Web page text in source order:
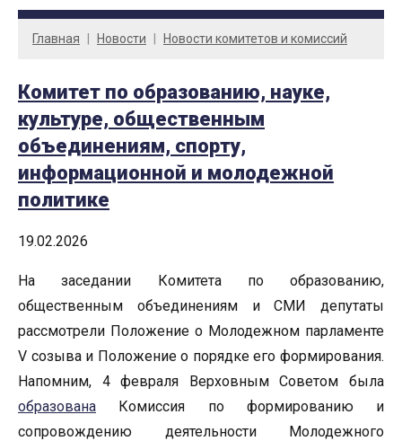
Главная Новости Новости комитетов и комиссий
Комитет по образованию, науке,
культуре, общественным
объединениям, спорту,
информационной и молодежной
политике
19.02.2026
На заседании Комитета по образованию,
общественным объединениям и СМИ депутаты
рассмотрели Положение о Молодежном парламенте
V созыва и Положение о порядке его формирования.
Напомним, 4 февраля Верховным Советом была
образована Комиссия по формированию и
сопровождению деятельности Молодежного